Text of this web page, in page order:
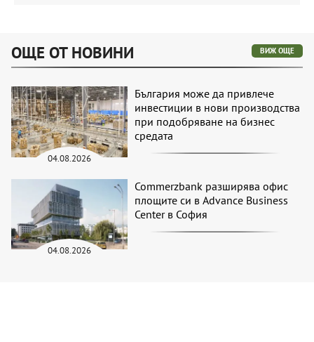
ОЩЕ ОТ НОВИНИ ВИЖ ОЩЕ
04.08.2026
България може да привлече
инвестиции в нови производства
при подобряване на бизнес
средата
04.08.2026
Commerzbank разширява офис
площите си в Advance Business
Center в София